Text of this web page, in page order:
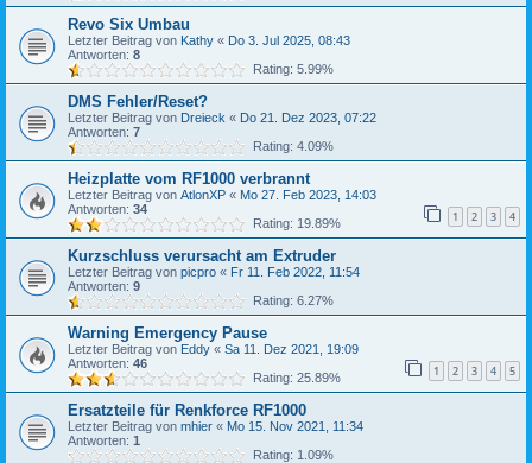
Revo Six Umbau
Letzter Beitrag von Kathy « Do 3. Jul 2025, 08:43
Antworten: 8
Rating: 5.99%
DMS Fehler/Reset?
Letzter Beitrag von Dreieck « Do 21. Dez 2023, 07:22
Antworten: 7
Rating: 4.09%
Heizplatte vom RF1000 verbrannt
Letzter Beitrag von AtlonXP « Mo 27. Feb 2023, 14:03
Antworten: 34 1 2 3 4
Rating: 19.89%
Kurzschluss verursacht am Extruder
Letzter Beitrag von picpro « Fr 11. Feb 2022, 11:54
Antworten: 9
Rating: 6.27%
Warning Emergency Pause
Letzter Beitrag von Eddy « Sa 11. Dez 2021, 19:09
Antworten: 46 1 2 3 4 5
Rating: 25.89%
Ersatzteile für Renkforce RF1000
Letzter Beitrag von mhier « Mo 15. Nov 2021, 11:34
Antworten: 1
Rating: 1.09%